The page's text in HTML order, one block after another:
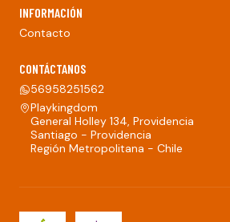
INFORMACIÓN
Contacto
CONTÁCTANOS
56958251562
Playkingdom
General Holley 134, Providencia
Santiago - Providencia
Región Metropolitana - Chile